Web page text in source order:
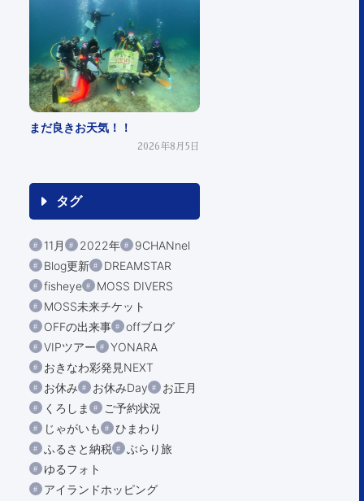
まだ良きお天気！！
2026年8月5日
タグ
11月 2022年
9CHANnel
Blog更新
DREAMSTAR
fisheye
MOSS DIVERS
MOSS未来チケット
OFFの出来事
offブログ
VIPツアー
YONARA
おきなわ彩発見NEXT
お休み
お休みDay
お正月
くろしま
ご予約状況
じゃがいも
ひまわり
ふるさと納税
ぶらり旅
ゆるフォト
アイランドホッピング